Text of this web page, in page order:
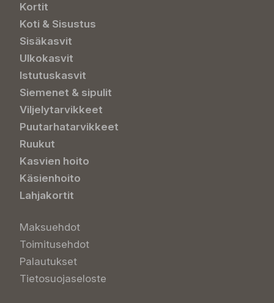
Kortit
Koti & Sisustus
Sisäkasvit
Ulkokasvit
Istutuskasvit
Siemenet & sipulit
Viljelytarvikkeet
Puutarhatarvikkeet
Ruukut
Kasvien hoito
Käsienhoito
Lahjakortit
Maksuehdot
Toimitusehdot
Palautukset
Tietosuojaseloste